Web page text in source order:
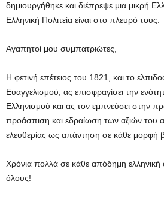
δημιουργήθηκε και διέπρεψε μια μικρή
Ελληνική Πολιτεία είναι στο πλευρό τους.
Αγαπητοί μου συμπατριώτες,
Η φετινή επέτειος του 1821, και το
Ευαγγελισμού, ας επισφραγίσει την
Ελληνισμού και ας τον εμπνεύσει στην
προάσπιση και εδραίωση των αξιών του
ελευθερίας ως απάντηση σε κάθε μορφή
Χρόνια πολλά σε κάθε απόδημη ελληνική
όλους!